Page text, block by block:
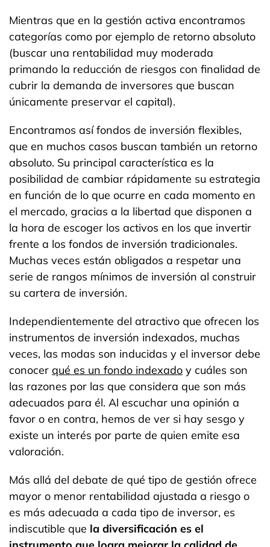
Mientras que en la gestión activa encontramos
categorías como por ejemplo de retorno absoluto
(buscar una rentabilidad muy moderada
primando la reducción de riesgos con finalidad de
cubrir la demanda de inversores que buscan
únicamente preservar el capital).
Encontramos así fondos de inversión flexibles,
que en muchos casos buscan también un retorno
absoluto. Su principal característica es la
posibilidad de cambiar rápidamente su estrategia
en función de lo que ocurre en cada momento en
el mercado, gracias a la libertad que disponen a
la hora de escoger los activos en los que invertir
frente a los fondos de inversión tradicionales.
Muchas veces están obligados a respetar una
serie de rangos mínimos de inversión al construir
su cartera de inversión.
Independientemente del atractivo que ofrecen los
instrumentos de inversión indexados, muchas
veces, las modas son inducidas y el inversor debe
conocer qué es un fondo indexado y cuáles son
las razones por las que considera que son más
adecuados para él. Al escuchar una opinión a
favor o en contra, hemos de ver si hay sesgo y
existe un interés por parte de quien emite esa
valoración.
Más allá del debate de qué tipo de gestión ofrece
mayor o menor rentabilidad ajustada a riesgo o
es más adecuada a cada tipo de inversor, es
indiscutible que la diversificación es el